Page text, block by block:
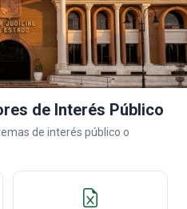
de Interés Público
de interés público o